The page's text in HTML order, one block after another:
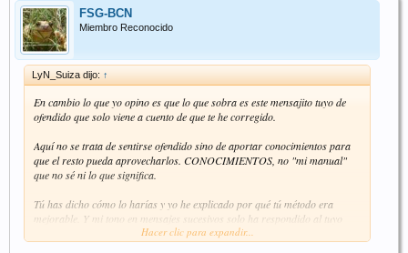
FSG-BCN
Miembro Reconocido
LyN_Suiza dijo: ↑
En cambio lo que yo opino es que lo que sobra es este mensajito tuyo de
ofendido que solo viene a cuento de que te he corregido.
Aquí no se trata de sentirse ofendido sino de aportar conocimientos para
que el resto pueda aprovecharlos. CONOCIMIENTOS, no "mi manual"
que no sé ni lo que significa.
Tú has dicho cómo lo harías y yo he explicado por qué tú método era
mejorable. Y mi tono en mensajes sucesivos solo ha respondido al tuyo
haciéndote el ofendido por la corrección y defendiendo tu "método".
Hacer clic para expandir...